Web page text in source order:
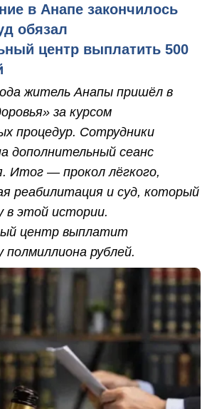
в Анапе закончилось
обязал
центр выплатить 500
житель Анапы пришёл в
за курсом
процедур. Сотрудники
дополнительный сеанс
Итог — прокол лёгкого,
реабилитация и суд, который
в этой истории.
центр выплатит
рублей.